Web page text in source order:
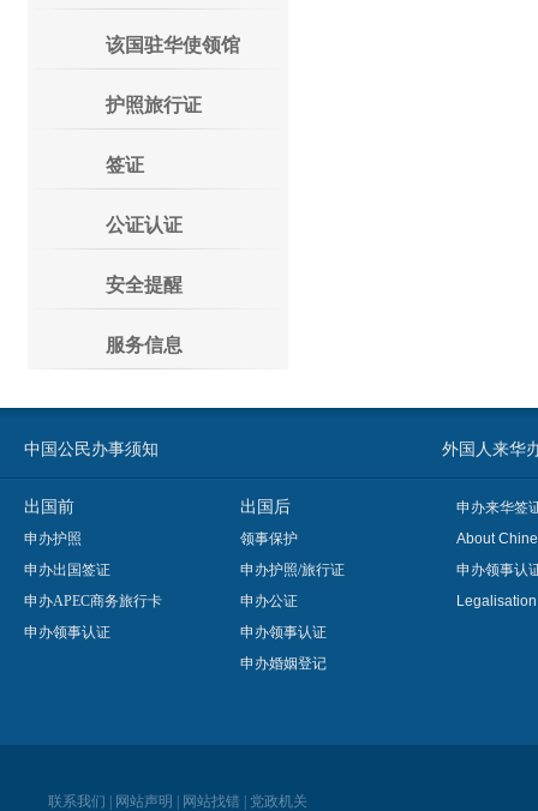
该国驻华使领馆
护照旅行证
签证
公证认证
安全提醒
服务信息
中国公民办事须知 外国人来华
出国前
申办护照
申办出国签证
申办APEC商务旅行卡
申办领事认证
出国后
领事保护
申办护照/旅行证
申办公证
申办领事认证
申办婚姻登记
申办来华签
About
申办领事认
联系我们 网站声明 网站找错 党政机关